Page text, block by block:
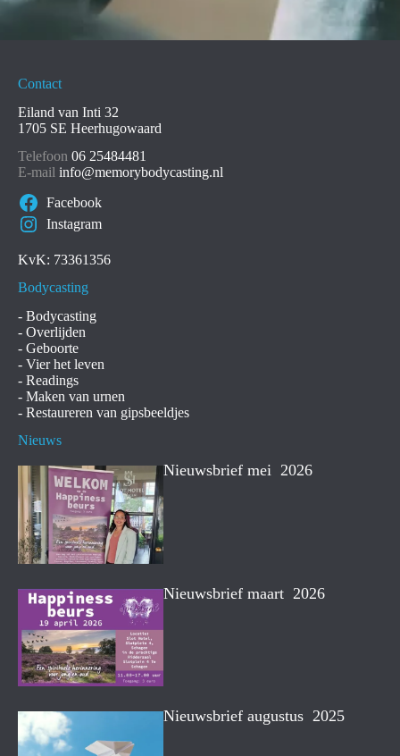
Contact
Eiland van Inti 32
1705 SE Heerhugowaard
Telefoon 06 25484481
E-mail info@memorybodycasting.nl
Facebook
Instagram
KvK: 73361356
Bodycasting
- Bodycasting
- Overlijden
- Geboorte
- Vier het leven
- Readings
- Maken van urnen
- Restaureren van gipsbeeldjes
Nieuws
Nieuwsbrief mei 2026
Nieuwsbrief maart 2026
Nieuwsbrief augustus 2025